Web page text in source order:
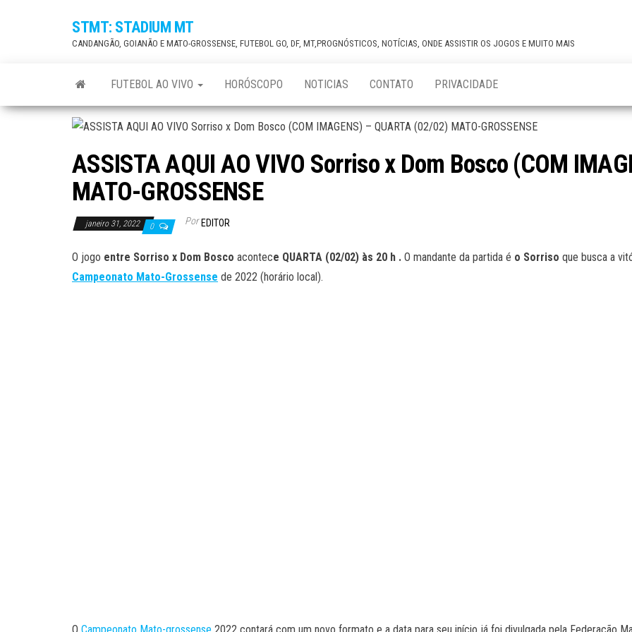
STMT: STADIUM MT
CANDANGÃO, GOIANÃO E MATO-GROSSENSE, FUTEBOL GO, DF, MT,PROGNÓSTICOS, NOTÍCIAS, ONDE ASSISTIR OS JOGOS E MUITO MAIS
FUTEBOL AO VIVO HORÓSCOPO NOTICIAS CONTATO PRIVACIDADE
ASSISTA AQUI AO VIVO Sorriso x Dom Bosco (COM
MATO-GROSSENSE
janeiro 31, 2022 0 Por EDITOR
O jogo entre Sorriso x Dom Bosco acontece QUARTA (02/02) às 20 h . O mandante da partida é o Sorriso que busca a
Campeonato Mato-Grossense de 2022 (horário local).